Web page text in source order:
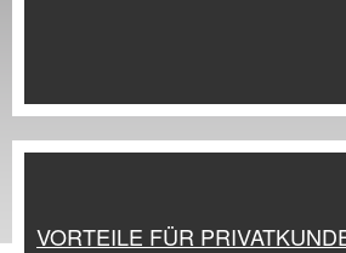
VORTEILE FÜR